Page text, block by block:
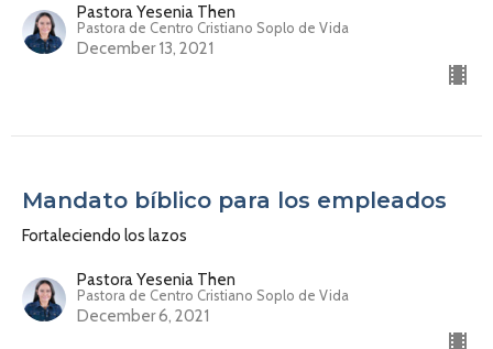
Pastora Yesenia Then
Pastora de Centro Cristiano Soplo de Vida
December 13, 2021
Mandato bíblico para los empleados
Fortaleciendo los lazos
Pastora Yesenia Then
Pastora de Centro Cristiano Soplo de Vida
December 6, 2021